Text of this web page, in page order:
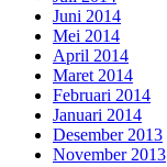
Juni 2014
Mei 2014
April 2014
Maret 2014
Februari 2014
Januari 2014
Desember 2013
November 2013